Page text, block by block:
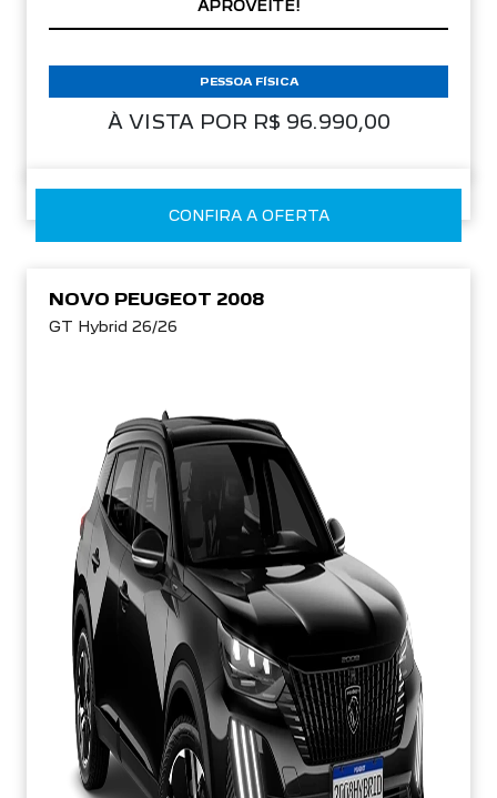
PREÇOS REDUZIDOS
À VISTA POR R$ 96.990,00
PESSOA FÍSICA
CONFIRA A OFERTA
NOVO PEUGEOT 2008
GT Hybrid 26/26